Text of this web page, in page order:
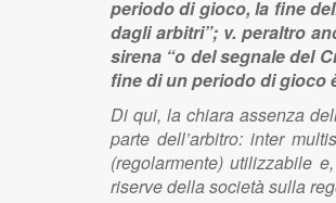
periodo di gioco, la fine
dagli arbitri”; v. peraltro
sirena “o del segnale del
fine di un periodo di gioco
Di qui, la chiara assenza
parte dell’arbitro: inter
(regolarmente) utilizzabile
riserve della società sulla